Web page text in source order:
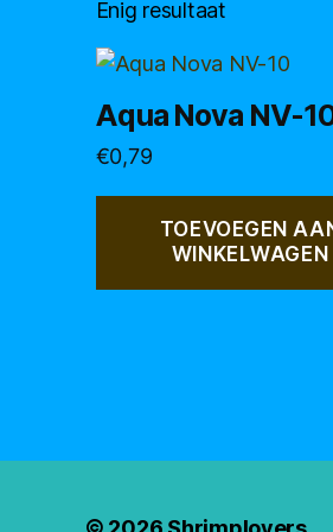
Enig resultaat
Aqua Nova NV-
€0,79
TOEVOEGEN
WINKELWAGEN